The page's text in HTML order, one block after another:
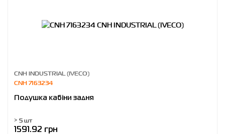
CNH INDUSTRIAL (IVECO)
CNH 7163234
Подушка кабіни задня
> 5 шт
1591.92 грн